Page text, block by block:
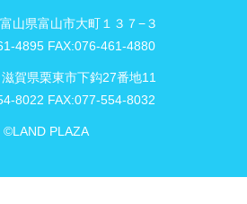
富山県富山市大町１３７−３
4895 FAX:076-461-4880
滋賀県栗東市下鈎27番地11
8022 FAX:077-554-8032
©LAND PLAZA